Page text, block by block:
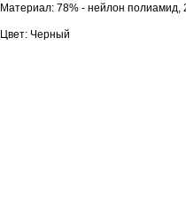
Материал: 78% - нейлон полиамид,
Цвет: Черный